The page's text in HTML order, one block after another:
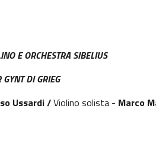
E ORCHESTRA SIBELIUS
DI GRIEG
Ussardi /Violino solista - Marco